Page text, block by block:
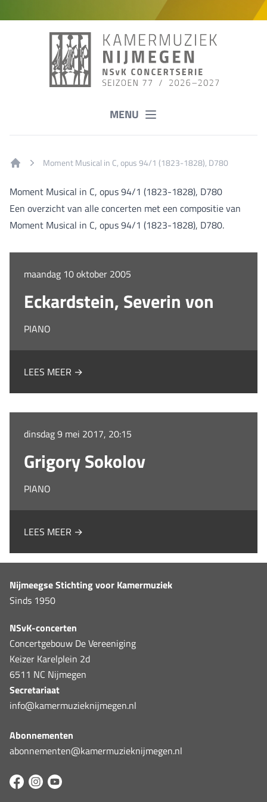
MENU
Moment Musical in C, opus 94/1 (1823-1828), D780
Moment Musical in C, opus 94/1 (1823-1828), D780
Een overzicht van alle concerten met een compositie van
Moment Musical in C, opus 94/1 (1823-1828), D780.
maandag 10 oktober 2005
Eckardstein, Severin von
PIANO
LEES MEER →
dinsdag 9 mei 2017, 20:15
Grigory Sokolov
PIANO
LEES MEER →
Nijmeegse Stichting voor Kamermuziek
Sinds 1950
NSvK-concerten
Concertgebouw De Vereeniging
Keizer Karelplein 2d
6511 NC Nijmegen
Secretariaat
info@kamermuzieknijmegen.nl
Abonnementen
abonnementen@kamermuzieknijmegen.nl